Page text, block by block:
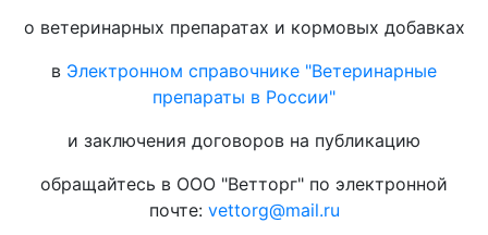
о ветеринарных препаратах и кормовых добавках
в Электронном справочнике "Ветеринарные
препараты в России"
и заключения договоров на публикацию
обращайтесь в ООО "Ветторг" по электронной
почте: vettorg@mail.ru